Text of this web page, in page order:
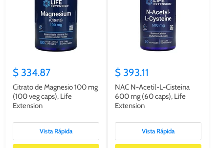
$ 334.87
Citrato de Magnesio 100 mg
(100 veg caps), Life
Extension
Vista Rápida
$ 393.11
NAC N-Acetil-L-Cisteina
600 mg (60 caps), Life
Extension
Vista Rápida